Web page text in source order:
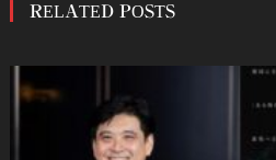
ナ
ビ
ゲ
RELATED POSTS